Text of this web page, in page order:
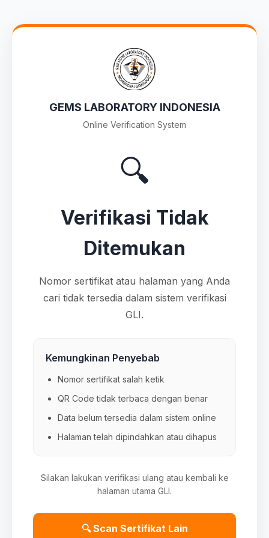
GEMS LABORATORY INDONESIA
Online Verification System
🔍
Verifikasi Tidak
Ditemukan
Nomor sertifikat atau halaman yang Anda
cari tidak tersedia dalam sistem verifikasi
GLI.
Kemungkinan Penyebab
Nomor sertifikat salah ketik
QR Code tidak terbaca dengan benar
Data belum tersedia dalam sistem online
Halaman telah dipindahkan atau dihapus
Silakan lakukan verifikasi ulang atau kembali ke
halaman utama GLI.
🔍 Scan Sertifikat Lain